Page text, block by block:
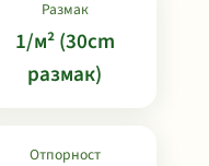
Размак
1/м² (30cm
размак)
Отпорност